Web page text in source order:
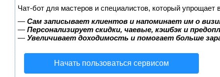
Чат-бот для мастеров и специалистов, который упрощает
— Сам записывает клиентов и напоминает им о
— Персонализирует скидки, чаевые, кэшбэк и
— Увеличивает доходимость и помогает больше
Начать пользоваться сервисом